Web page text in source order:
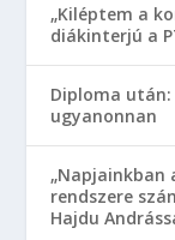
„Kiléptem a
diákinterjú a
Diploma
ugyanonnan
rendszere
Hajdu